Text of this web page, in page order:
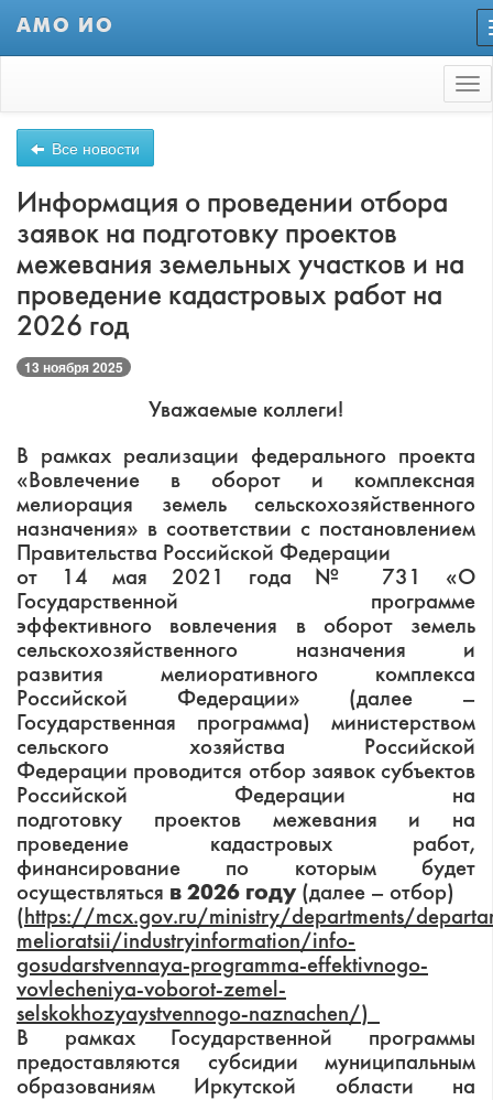
АМО ИО
Все новости
Информация о проведении отбора
заявок на подготовку проектов
межевания земельных участков и на
проведение кадастровых работ на
2026 год
13 ноября 2025
Уважаемые коллеги!
В рамках реализации федерального проекта
«Вовлечение в оборот и комплексная
мелиорация земель сельскохозяйственного
назначения» в соответствии с постановлением
Правительства Российской Федерации
от 14 мая 2021 года № 731 «О
Государственной программе
эффективного вовлечения в оборот земель
сельскохозяйственного назначения и
развития мелиоративного комплекса
Российской Федерации» (далее –
Государственная программа) министерством
сельского хозяйства Российской
Федерации проводится отбор заявок субъектов
Российской Федерации на
подготовку проектов межевания и на
проведение кадастровых работ,
финансирование по которым будет
осуществляться в 2026 году(далее – отбор)
(https://mcx.gov.ru/ministry/departments/
melioratsii/industryinformation/info-
gosudarstvennaya-programma-effektivnogo-
vovlecheniya-voborot-zemel-
selskokhozyaystvennogo-naznachen/)
В рамках Государственной программы
предоставляются субсидии муниципальным
образованиям Иркутской области на